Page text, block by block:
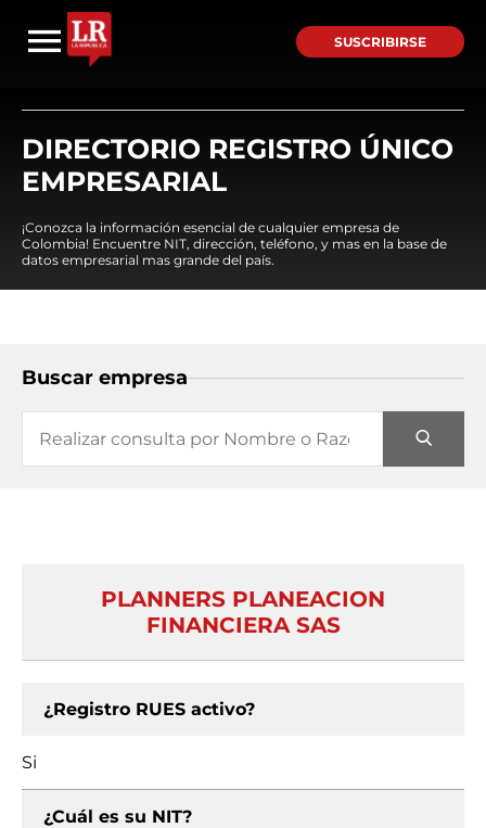
SUSCRIBIRSE
DIRECTORIO REGISTRO ÚNICO
EMPRESARIAL
¡Conozca la información esencial de cualquier empresa de
Colombia! Encuentre NIT, dirección, teléfono, y mas en la base de
datos empresarial mas grande del país.
Buscar empresa
PLANNERS PLANEACION
FINANCIERA SAS
¿Registro RUES activo?
Si
¿Cuál es su NIT?